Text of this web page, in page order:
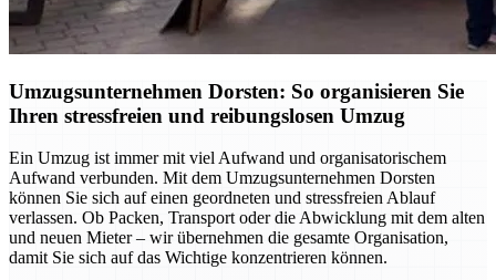
Umzugsunternehmen Dorsten: So organisieren Sie
Ihren stressfreien und reibungslosen Umzug
Ein Umzug ist immer mit viel Aufwand und organisatorischem
Aufwand verbunden. Mit dem Umzugsunternehmen Dorsten
können Sie sich auf einen geordneten und stressfreien Ablauf
verlassen. Ob Packen, Transport oder die Abwicklung mit dem alten
und neuen Mieter – wir übernehmen die gesamte Organisation,
damit Sie sich auf das Wichtige konzentrieren können.